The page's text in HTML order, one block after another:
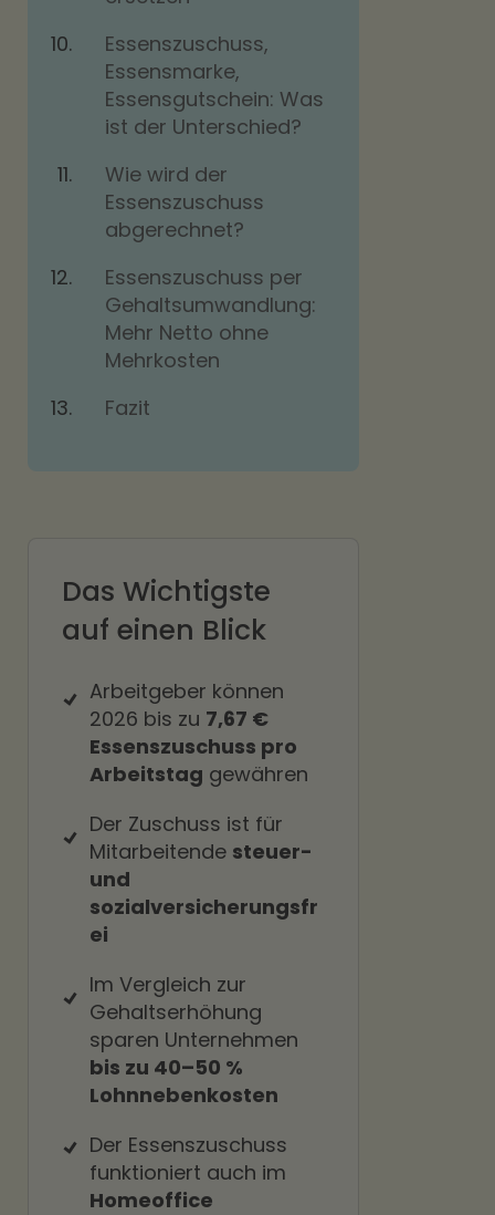
Essenszuschuss,
Essensmarke,
Essensgutschein: Was
ist der Unterschied?
Wie wird der
Essenszuschuss
abgerechnet?
Essenszuschuss per
Gehaltsumwandlung:
Mehr Netto ohne
Mehrkosten
Fazit
Das Wichtigste
auf einen Blick
Arbeitgeber können
2026 bis zu 7,67 €
Essenszuschuss pro
Arbeitstag gewähren
Der Zuschuss ist für
Mitarbeitende steuer-
und
sozialversicherungsfr
ei
Im Vergleich zur
Gehaltserhöhung
sparen Unternehmen
bis zu 40–50 %
Lohnnebenkosten
Der Essenszuschuss
funktioniert auch im
Homeoffice